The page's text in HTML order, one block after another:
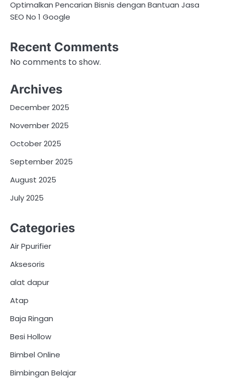
Optimalkan Pencarian Bisnis dengan Bantuan Jasa
SEO No 1 Google
Recent Comments
No comments to show.
Archives
December 2025
November 2025
October 2025
September 2025
August 2025
July 2025
Categories
Air Ppurifier
Aksesoris
alat dapur
Atap
Baja Ringan
Besi Hollow
Bimbel Online
Bimbingan Belajar